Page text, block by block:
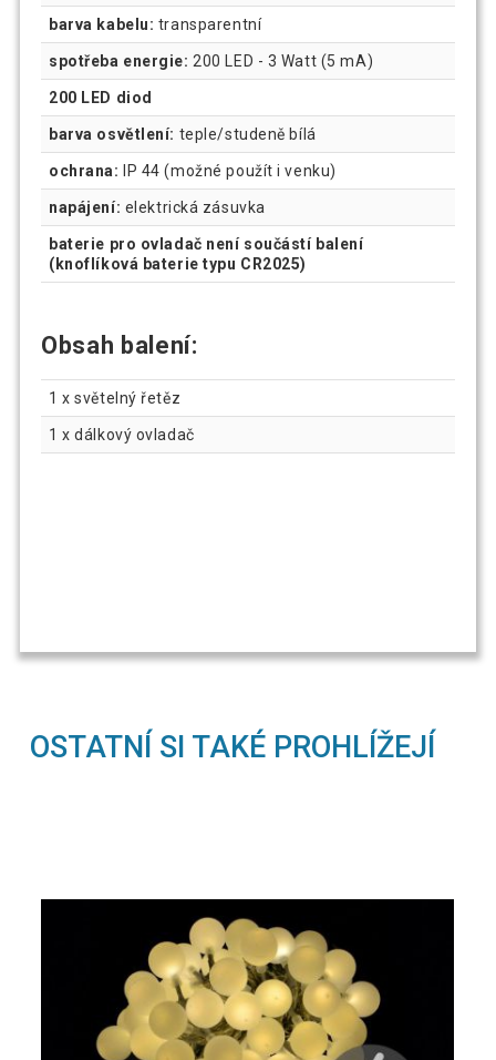
barva kabelu: transparentní
spotřeba energie: 200 LED - 3 Watt (5 mA)
200 LED diod
barva osvětlení: teple/studeně bílá
ochrana: IP 44 (možné použít i venku)
napájení: elektrická zásuvka
baterie pro ovladač není součástí balení
(knoflíková baterie typu CR2025)
Obsah balení:
1 x světelný řetěz
1 x dálkový ovladač
OSTATNÍ SI TAKÉ PROHLÍŽEJÍ